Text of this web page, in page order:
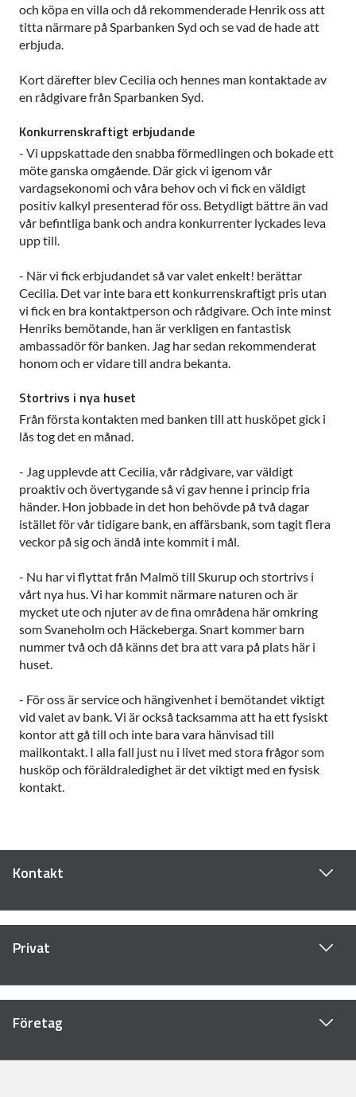
och köpa en villa och då rekommenderade Henrik oss att
titta närmare på Sparbanken Syd och se vad de hade att
erbjuda.
Kort därefter blev Cecilia och hennes man kontaktade av
en rådgivare från Sparbanken Syd.
Konkurrenskraftigt erbjudande
- Vi uppskattade den snabba förmedlingen och bokade ett
möte ganska omgående. Där gick vi igenom vår
vardagsekonomi och våra behov och vi fick en väldigt
positiv kalkyl presenterad för oss. Betydligt bättre än vad
vår befintliga bank och andra konkurrenter lyckades leva
upp till.
- När vi fick erbjudandet så var valet enkelt! berättar
Cecilia. Det var inte bara ett konkurrenskraftigt pris utan
vi fick en bra kontaktperson och rådgivare. Och inte minst
Henriks bemötande, han är verkligen en fantastisk
ambassadör för banken. Jag har sedan rekommenderat
honom och er vidare till andra bekanta.
Stortrivs i nya huset
Från första kontakten med banken till att husköpet gick i
lås tog det en månad.
- Jag upplevde att Cecilia, vår rådgivare, var väldigt
proaktiv och övertygande så vi gav henne i princip fria
händer. Hon jobbade in det hon behövde på två dagar
istället för vår tidigare bank, en affärsbank, som tagit flera
veckor på sig och ändå inte kommit i mål.
- Nu har vi flyttat från Malmö till Skurup och stortrivs i
vårt nya hus. Vi har kommit närmare naturen och är
mycket ute och njuter av de fina områdena här omkring
som Svaneholm och Häckeberga. Snart kommer barn
nummer två och då känns det bra att vara på plats här i
huset.
- För oss är service och hängivenhet i bemötandet viktigt
vid valet av bank. Vi är också tacksamma att ha ett fysiskt
kontor att gå till och inte bara vara hänvisad till
mailkontakt. I alla fall just nu i livet med stora frågor som
husköp och föräldraledighet är det viktigt med en fysisk
kontakt.
Kontakt
Privat
Företag